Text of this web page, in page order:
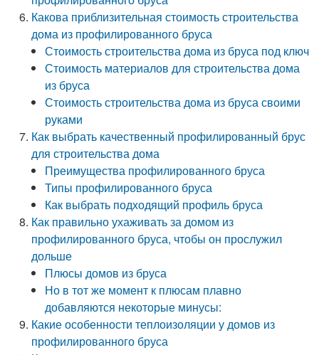
Какова приблизительная стоимость строительства
дома из профилированного бруса
Стоимость строительства дома из бруса под ключ
Стоимость материалов для строительства дома
из бруса
Стоимость строительства дома из бруса своими
руками
Как выбрать качественный профилированный брус
для строительства дома
Преимущества профилированного бруса
Типы профилированного бруса
Как выбрать подходящий профиль бруса
Как правильно ухаживать за домом из
профилированного бруса, чтобы он прослужил
дольше
Плюсы домов из бруса
Но в тот же момент к плюсам плавно
добавляются некоторые минусы:
Какие особенности теплоизоляции у домов из
профилированного бруса